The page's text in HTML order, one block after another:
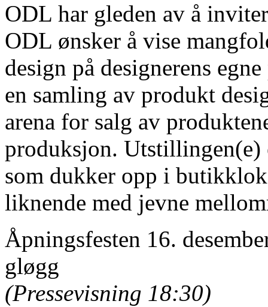
ODL har gleden av å
ODL ønsker å vise
design på designerens
en samling av produkt
arena for salg av
produksjon.
som dukker opp i
liknende med jevne
Åpningsfesten 16.
gløgg
(Pressevisning 18:30)